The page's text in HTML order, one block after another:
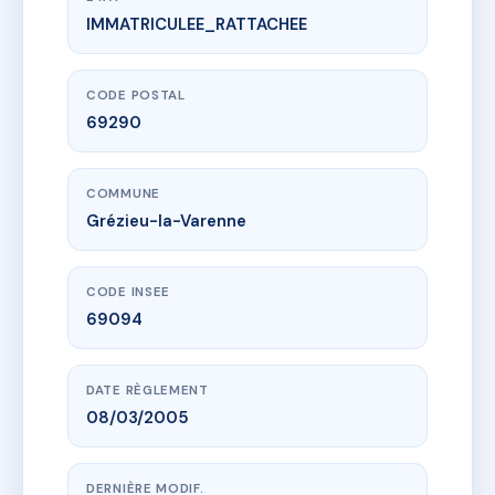
www.vme.plus/AA0002402
LES JARDINS DE JUSTINE
1 r des forges69290 Grézieu-la-Varenne
IMMATRICULEE_RATTACHEE
CODE POSTAL
69290
COMMUNE
Grézieu-la-Varenne
CODE INSEE
69094
DATE RÈGLEMENT
08/03/2005
DERNIÈRE MODIF.